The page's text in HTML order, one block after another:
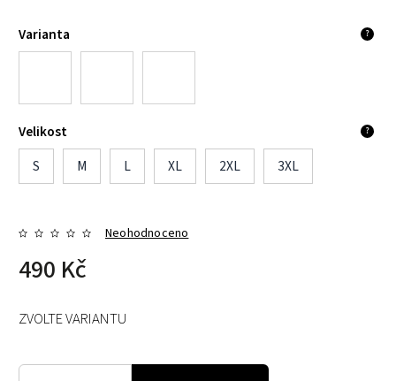
Varianta ?
Velikost ?
S M L XL 2XL 3XL
Neohodnoceno
490 Kč
ZVOLTE VARIANTU